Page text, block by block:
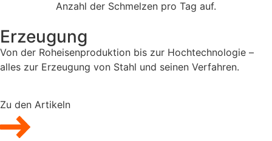
Erzeugung
Von der Roheisenproduktion bis zur Hochtechnologie –
alles zur Erzeugung von Stahl und seinen Verfahren.
Zu den Artikeln